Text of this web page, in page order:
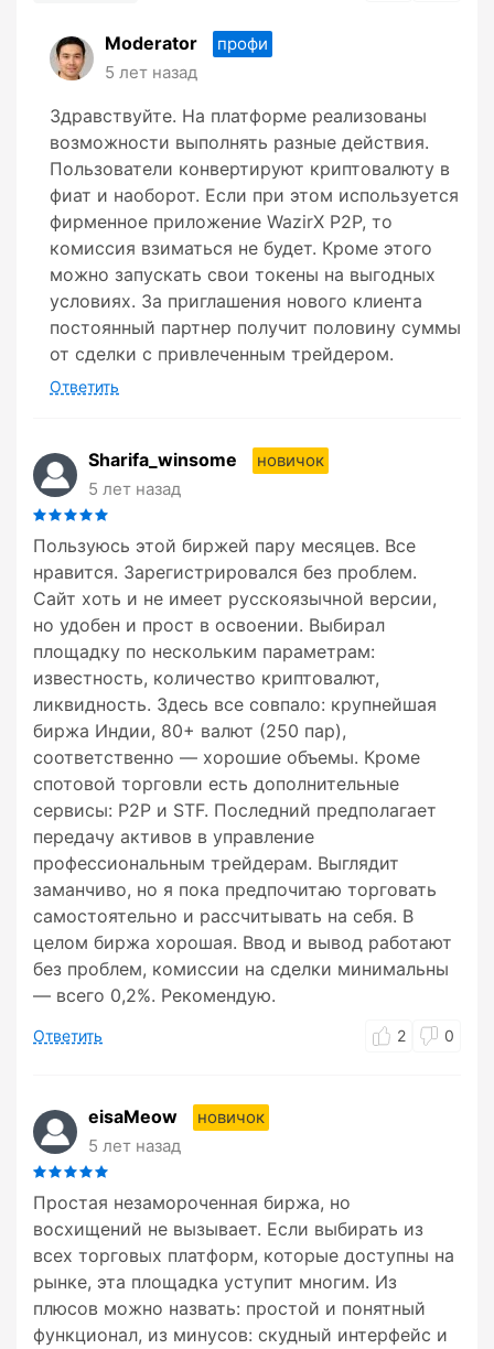
Moderator
профи
5 лет назад
Здравствуйте. На платформе реализованы
возможности выполнять разные действия.
Пользователи конвертируют криптовалюту в
фиат и наоборот. Если при этом используется
фирменное приложение WazirX P2P, то
комиссия взиматься не будет. Кроме этого
можно запускать свои токены на выгодных
условиях. За приглашения нового клиента
постоянный партнер получит половину суммы
от сделки с привлеченным трейдером.
Ответить
Sharifa_winsome
новичок
5 лет назад
Пользуюсь этой биржей пару месяцев. Все
нравится. Зарегистрировался без проблем.
Сайт хоть и не имеет русскоязычной версии,
но удобен и прост в освоении. Выбирал
площадку по нескольким параметрам:
известность, количество криптовалют,
ликвидность. Здесь все совпало: крупнейшая
биржа Индии, 80+ валют (250 пар),
соответственно — хорошие объемы. Кроме
спотовой торговли есть дополнительные
сервисы: P2P и STF. Последний предполагает
передачу активов в управление
профессиональным трейдерам. Выглядит
заманчиво, но я пока предпочитаю торговать
самостоятельно и рассчитывать на себя. В
целом биржа хорошая. Ввод и вывод работают
без проблем, комиссии на сделки минимальны
— всего 0,2%. Рекомендую.
Ответить 2 0
eisaMeow
новичок
5 лет назад
Простая незамороченная биржа, но
восхищений не вызывает. Если выбирать из
всех торговых платформ, которые доступны на
рынке, эта площадка уступит многим. Из
плюсов можно назвать: простой и понятный
функционал, из минусов: скудный интерфейс и